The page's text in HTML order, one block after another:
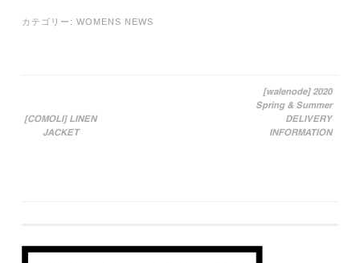
カテゴリー: WOMENS NEWS
投稿ナビゲーション
[COMOLI] LINEN
JACKET
[walenode] 2020
Spring & Summer
DELIVERY
INFORMATION